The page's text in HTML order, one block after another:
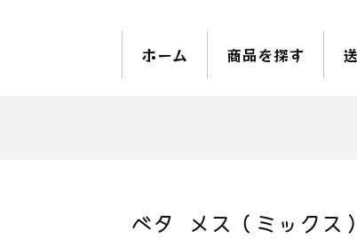
ホーム 商品を探す
ベタ メス（ミックス